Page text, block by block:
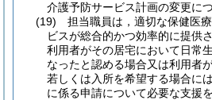
介護予防サービス計画の変更に
(19)
担当職員は，適切な保健医
ビスが総合的かつ効率的に提供
利用者がその居宅において日常
なったと認める場合又は利用者
若しくは入所を希望する場合に
に係る申請について必要な支援